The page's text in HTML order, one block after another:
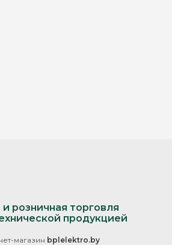
розничная торговля
продукцией
магазин bplelektro.by